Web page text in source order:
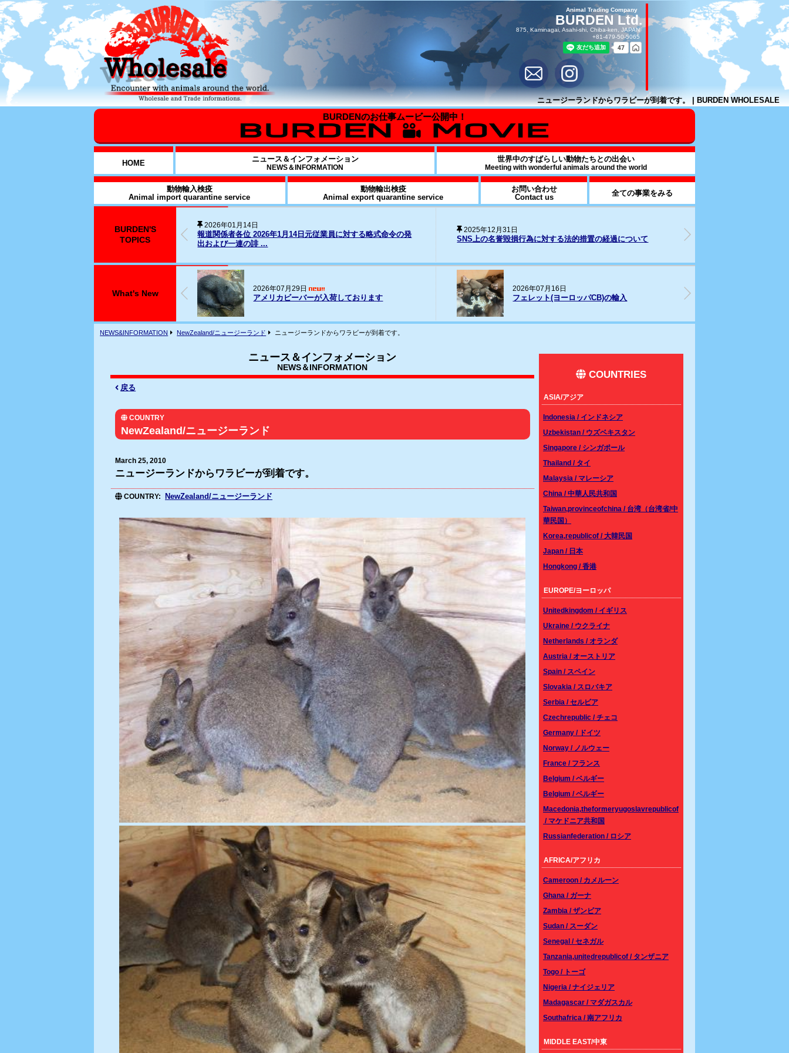
Animal Trading Company
BURDEN Ltd.
875, Kaminagai, Asahi-shi, Chiba-ken, JAPAN
+81-479-50-5065
ニュージーランドからワラビーが到着です。 | BURDEN WHOLESALE
HOME ニュース＆インフォメーション
NEWS＆INFORMATION
世界中のすばらしい動物たちとの出会い
Meeting with wonderful animals around the world
動物輸入検疫
Animal import quarantine service
動物輸出検疫
Animal export quarantine service
お問い合わせ
Contact us
全ての事業をみる
BURDEN'S
TOPICS
年1月14日元従業員に対する略式命令の発
2025年12月31日
SNS上の名誉毀損行為に対する法的措置の経過について
2026年07月17日
Food & BEVARAGE事業部を解説
What's New
メリカビーバーが入荷しております
2026年07月16日
フェレット(ヨーロッパCB)の輸入
2026年05月28日
パームシベット(Southern line)CBベビーが入
荷しました。
NEWS&INFORMATION NewZealand/ニュージーランド ニュージーランドからワラビーが到着です。
ニュース＆インフォメーション
NEWS＆INFORMATION
戻る
COUNTRY
NewZealand/ニュージーランド
March 25, 2010
ニュージーランドからワラビーが到着です。
COUNTRY NewZealand/ニュージーランド
COUNTRIES
ASIA/アジア
Indonesia / インドネシア
Uzbekistan / ウズベキスタン
Singapore / シンガポール
Thailand / タイ
Malaysia / マレーシア
China / 中華人民共和国
Taiwan,provinceofchina / 台湾（台湾省/中
華民国）
Korea,republicof / 大韓民国
Japan / 日本
Hongkong / 香港
EUROPE/ヨーロッパ
Unitedkingdom / イギリス
Ukraine / ウクライナ
Netherlands / オランダ
Austria / オーストリア
Spain / スペイン
Slovakia / スロバキア
Serbia / セルビア
Czechrepublic / チェコ
Germany / ドイツ
Norway / ノルウェー
France / フランス
Belgium / ベルギー
Belgium / ベルギー
Macedonia,theformeryugoslavrepublicof
/ マケドニア共和国
Russianfederation / ロシア
AFRICA/アフリカ
Cameroon / カメルーン
Ghana / ガーナ
Zambia / ザンビア
Sudan / スーダン
Senegal / セネガル
Tanzania,unitedrepublicof / タンザニア
Togo / トーゴ
Nigeria / ナイジェリア
Madagascar / マダガスカル
Southafrica / 南アフリカ
MIDDLE EAST/中東